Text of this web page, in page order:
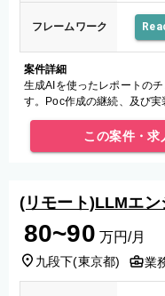
フレームワーク
案件詳細
生成AIを使ったレポートの
す。Poc作成の継続、及び
システムサービスへPocか
この案件・求
(リモート)LLMエン
80~90 万円/月
九段下(東京都) 業